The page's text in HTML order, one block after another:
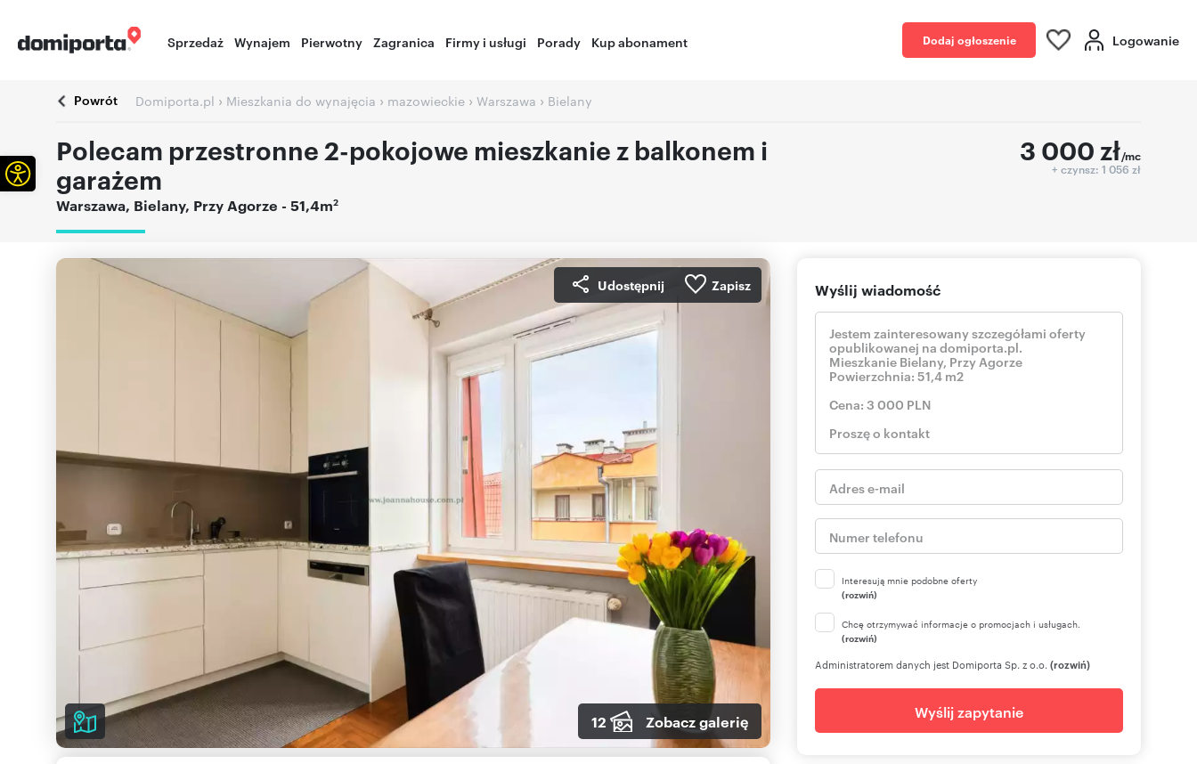
Sprzedaż Wynajem Pierwotny Zagranica Firmy i usługi Porady Kup abonament Dodaj ogłoszenie Logowanie
Powrót Domiporta.pl › Mieszkania do wynajęcia › mazowieckie › Warszawa › Bielany
Polecam przestronne 2-pokojowe mieszkanie z balkonem i
garażem
Warszawa, Bielany, Przy Agorze - 51,4m2
3 000 zł/mc
+ czynsz: 1 056 zł
Udostępnij Zapisz
12 Zobacz galerię
Wyślij wiadomość
Interesują mnie podobne oferty
(rozwiń)
Chcę otrzymywać informacje o promocjach i usługach.
(rozwiń)
Administratorem danych jest Domiporta Sp. z o.o. (rozwiń)
Wyślij zapytanie
Otwórz pasek narzędzi